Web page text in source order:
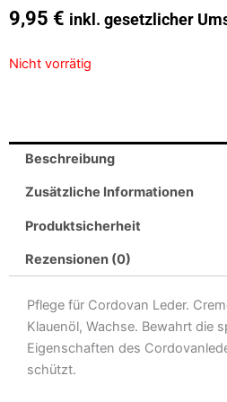
9,95 € inkl. gesetzlicher
Nicht vorrätig
Beschreibung
Zusätzliche Informationen
Produktsicherheit
Rezensionen (0)
Pflege für Cordovan Leder.
Klauenöl, Wachse. Bewahrt die
Eigenschaften des
schützt.